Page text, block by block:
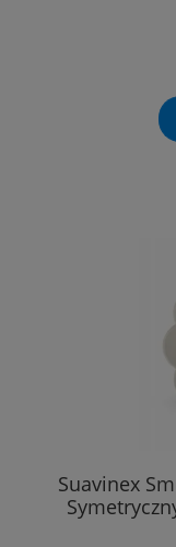
Suavinex